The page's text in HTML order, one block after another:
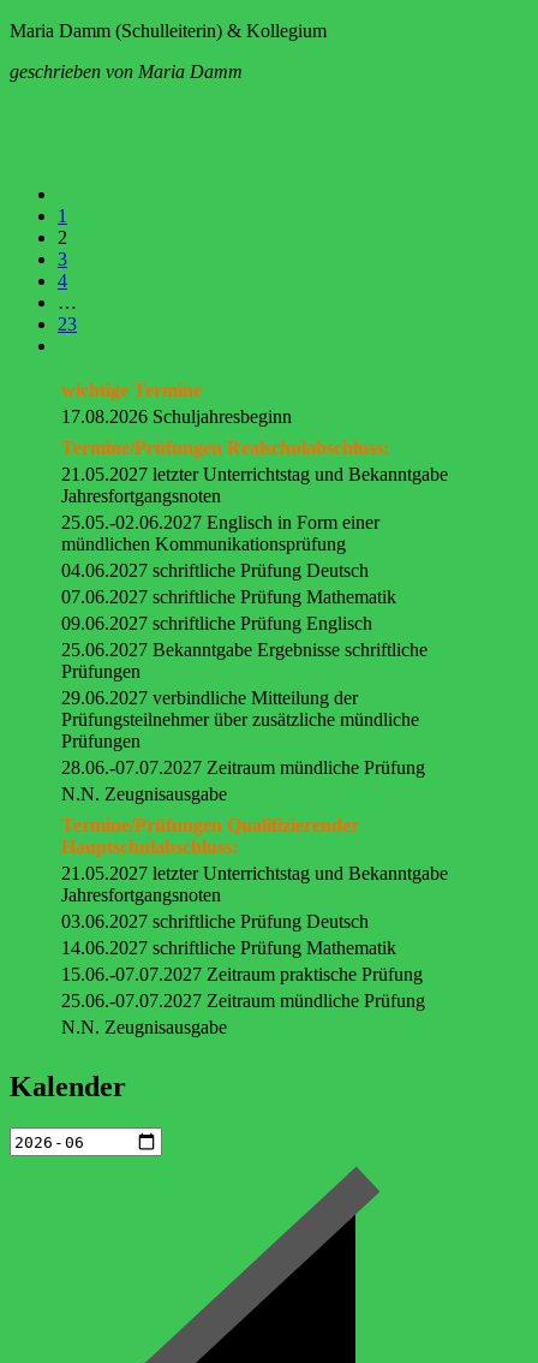
Maria Damm (Schulleiterin) & Kollegium
geschrieben von Maria Damm
1
2
3
4
…
23
wichtige Termine
17.08.2026 Schuljahresbeginn
Termine/Prüfungen Realschulabschluss:
21.05.2027 letzter Unterrichtstag und Bekanntgabe
Jahresfortgangsnoten
25.05.-02.06.2027 Englisch in Form einer
mündlichen Kommunikationsprüfung
04.06.2027 schriftliche Prüfung Deutsch
07.06.2027 schriftliche Prüfung Mathematik
09.06.2027 schriftliche Prüfung Englisch
25.06.2027 Bekanntgabe Ergebnisse schriftliche
Prüfungen
29.06.2027 verbindliche Mitteilung der
Prüfungsteilnehmer über zusätzliche mündliche
Prüfungen
28.06.-07.07.2027 Zeitraum mündliche Prüfung
N.N. Zeugnisausgabe
Termine/Prüfungen Qualifizierender
Hauptschulabschluss:
21.05.2027 letzter Unterrichtstag und Bekanntgabe
Jahresfortgangsnoten
03.06.2027 schriftliche Prüfung Deutsch
14.06.2027 schriftliche Prüfung Mathematik
15.06.-07.07.2027 Zeitraum praktische Prüfung
25.06.-07.07.2027 Zeitraum mündliche Prüfung
N.N. Zeugnisausgabe
Kalender